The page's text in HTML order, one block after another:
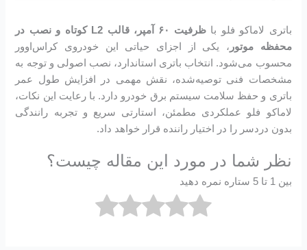
باتری لاماکو فلو با
ظرفیت ۶۰ آمپر، قالب L2 کوتاه و نصب در
محفظه موتور ، یکی از اجزای حیاتی این خودروی کراس‌اوور
محسوب می‌شود. انتخاب باتری استاندارد، نصب اصولی و توجه به
مشخصات فنی توصیه‌شده، نقش مهمی در افزایش طول عمر
باتری و حفظ سلامت سیستم برق خودرو دارد. با رعایت این نکات،
لاماکو فلو عملکردی مطمئن، استارتی سریع و تجربه رانندگی
بدون دردسر را در اختیار راننده قرار خواهد داد.
نظر شما در مورد این مقاله چیست؟
بین 1 تا 5 ستاره نمره دهید